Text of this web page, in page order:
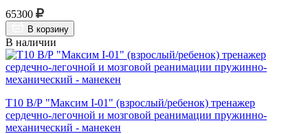
65300
В корзину
В наличии
Т10 В/Р "Максим I-01" (взрослый/ребенок) тренажер
сердечно-легочной и мозговой реанимации пружинно-
механический - манекен